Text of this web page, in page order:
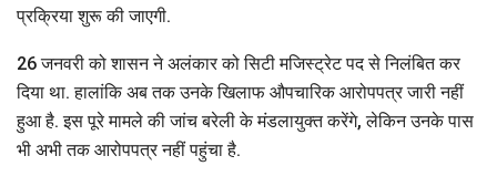
प्रक्रिया शुरू की जाएगी.
26 जनवरी को शासन ने अलंकार को सिटी मजिस्ट्रेट पद से निलंबित कर
दिया था. हालांकि अब तक उनके खिलाफ औपचारिक आरोपपत्र जारी नहीं
हुआ है. इस पूरे मामले की जांच बरेली के मंडलायुक्त करेंगे, लेकिन उनके पास
भी अभी तक आरोपपत्र नहीं पहुंचा है.